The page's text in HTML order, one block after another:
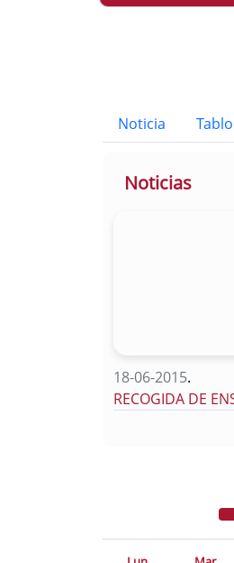
Noticia
Button
Noticias
18-06-2015.
RECOGIDA DE